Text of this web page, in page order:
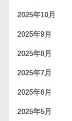
2025年10月
2025年9月
2025年8月
2025年7月
2025年6月
2025年5月